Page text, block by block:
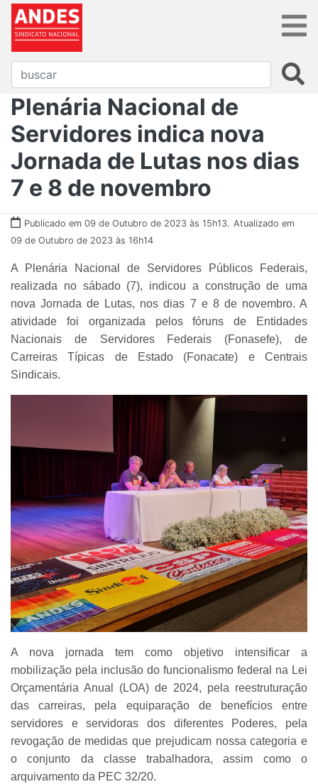
Plenária Nacional de
Servidores indica nova
Jornada de Lutas nos dias
7 e 8 de novembro
Publicado em 09 de Outubro de 2023 às 15h13. Atualizado em
09 de Outubro de 2023 às 16h14
A Plenária Nacional de Servidores Públicos Federais,
realizada no sábado (7), indicou a construção de uma
nova Jornada de Lutas, nos dias 7 e 8 de novembro. A
atividade foi organizada pelos fóruns de Entidades
Nacionais de Servidores Federais (Fonasefe), de
Carreiras Típicas de Estado (Fonacate) e Centrais
Sindicais.
A nova jornada tem como objetivo intensificar a
mobilização pela inclusão do funcionalismo federal na Lei
Orçamentária Anual (LOA) de 2024, pela reestruturação
das carreiras, pela equiparação de benefícios entre
servidores e servidoras dos diferentes Poderes, pela
revogação de medidas que prejudicam nossa categoria e
o conjunto da classe trabalhadora, assim como o
arquivamento da PEC 32/20.